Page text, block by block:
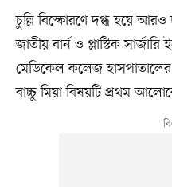
চুল্লি বিস্ফোরণে দগ্ধ হয়ে আরও
জাতীয় বার্ন ও প্লাস্টিক সার্জারি
মেডিকেল কলেজ
বাচ্চু মিয়া বিষয়টি প্রথম